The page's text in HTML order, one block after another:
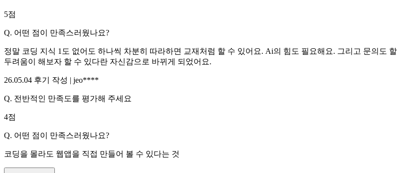
5점
Q. 어떤 점이 만족스러웠나요?
정말 코딩 지식 1도 없어도 하나씩 차분히 따라하면 교재처럼 할 수 있어요. Ai의 힘도 필요해요. 그리고 문의도
두려움이 해보자 할 수 있다란 자신감으로 바뀌게 되었어요.
26.05.04 후기 작성 | jeo****
Q. 전반적인 만족도를 평가해 주세요
4점
Q. 어떤 점이 만족스러웠나요?
코딩을 몰라도 웹앱을 직접 만들어 볼 수 있다는 것